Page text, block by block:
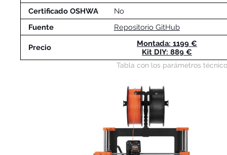
Certificado OSHWA
No
Fuente
Repositorio GitHub
Precio
Montada: 1199 €
Kit DIY: 889 €
Tabla con los parámetros